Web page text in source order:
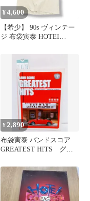
¥ 4,600
【希少】 90s ヴィンテー
ジ 布袋寅泰 HOTEI
GREATEST HITS TOUR
半袖 ラグラン Tシャツ
シングルステッチ クルー
ネック カットソー S相当
ホワイト x ブラック ツア
ーT ロックT メンズ
¥2,890
布袋寅泰 バンドスコア
GREATEST HITS グレ